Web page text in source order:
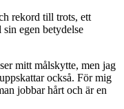
rekord till trots, ett
egen betydelse
mitt målskytte, men jag
också. För mig
jobbar hårt och är en